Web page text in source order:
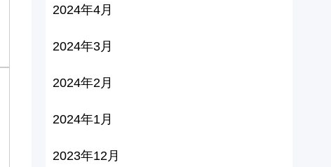
2024年4月
2024年3月
2024年2月
2024年1月
2023年12月